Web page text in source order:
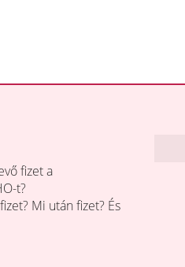
fizet a
t?
Mi után fizet? És